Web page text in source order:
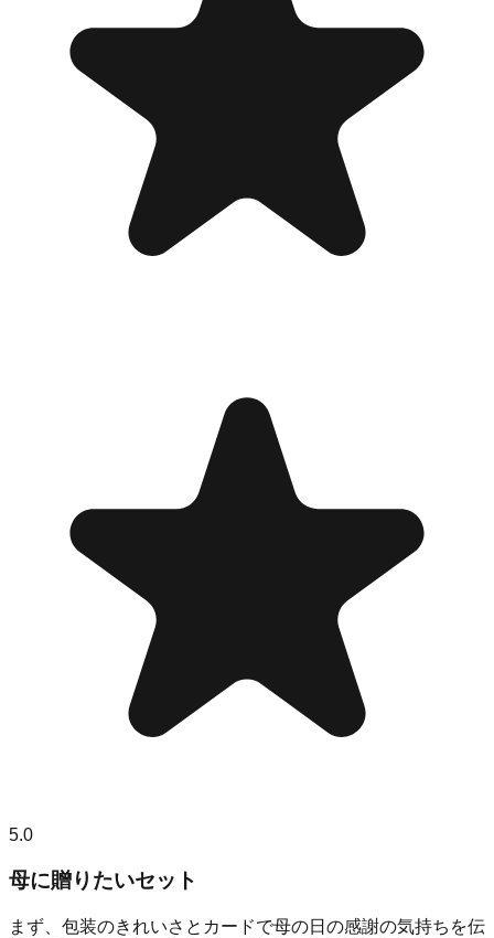
5.0
母に贈りたいセット
まず、包装のきれいさとカードで母の日の感謝の気持ちを伝